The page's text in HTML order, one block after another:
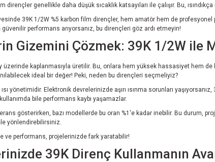
dirençler genellikle daha düşük sıcaklık katsayıları ile çalışır. Bu,
39K 1/2W %5 karbon film dirençler, hem amatör hem de
performans arıyorsanız, bu dirençleri göz ardı etmeyin!
Gizemini Çözmek: 39K 1/2W ile
kaplanmasıyla üretilir. Bu, onlara hem yüksek hassasiyet hem
ideal bir değer! Peki, neden bu dirençleri seçmeliyiz?
yönetimidir. Elektronik devrelerinizde aşırı ısınma sorunları
bile performans kaybı yaşamazlar.
gösterirken, bazı modellerde bu oran %1'e kadar inebilir. Bu durum,
yönlendirebilirsiniz.
ve performans, projelerinizde fark yaratabilir!
39K Direnç Kullanmanın